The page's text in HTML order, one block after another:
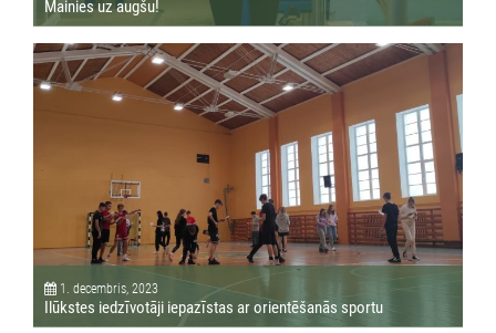
Mainies uz augšu!
1. decembris, 2023
Ilūkstes iedzīvotāji iepazīstas ar orientēšanās sportu